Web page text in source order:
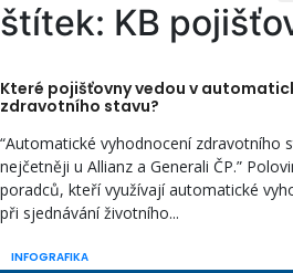
štítek: KB
Které pojišťovny vedou v
zdravotního stavu?
INFOGRAFIKA
“Automatické vyhodnocení zdravotního
nejčetněji u Allianz a Generali ČP.”
poradců, kteří využívají automatické
při sjednávání životního...